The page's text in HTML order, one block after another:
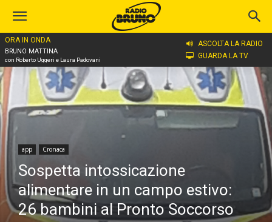
ORA IN ONDA
BRUNO MATTINA
con Roberto Uggeri e Laura Padovani
ASCOLTA LA RADIO
GUARDA LA TV
Home
app Cronaca
Sospetta intossicazione
alimentare in un campo estivo:
26 bambini al Pronto Soccorso